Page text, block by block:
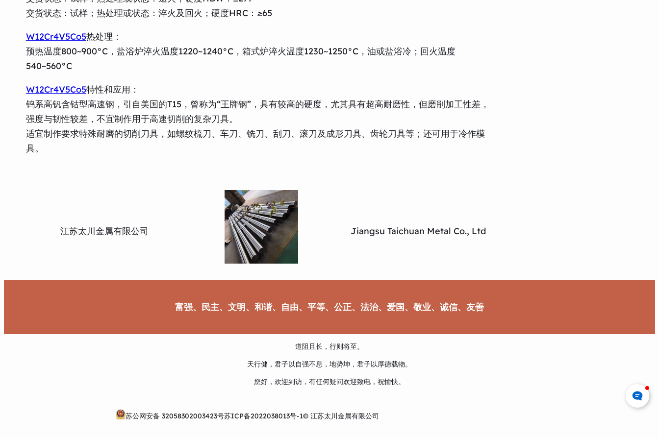
交货状态：试样；热处理或状态：淬火及回火；硬度HRC：≥65
W12Cr4V5Co5热处理：
预热温度800~900°C，盐浴炉淬火温度1220~1240°C，箱式炉淬火温度1230~1250°C，油或盐浴冷；回火温度
540~560°C
W12Cr4V5Co5特性和应用：
钨系高钒含钴型高速钢，引自美国的T15，曾称为“王牌钢”，具有较高的硬度，尤其具有超高耐磨性，但磨削加工性差，
强度与韧性较差，不宜制作用于高速切削的复杂刀具。
适宜制作要求特殊耐磨的切削刀具，如螺纹梳刀、车刀、铣刀、刮刀、滚刀及成形刀具、齿轮刀具等；还可用于冷作模
具。
江苏太川金属有限公司 Jiangsu Taichuan Metal Co., Ltd
富强、民主、文明、和谐、自由、平等、公正、法治、爱国、敬业、诚信、友善
道阻且长，行则将至。
天行健，君子以自强不息，地势坤，君子以厚德载物。
您好，欢迎到访，有任何疑问欢迎致电，祝愉快。
苏公网安备 32058302003423号苏ICP备2022038013号-1© 江苏太川金属有限公司